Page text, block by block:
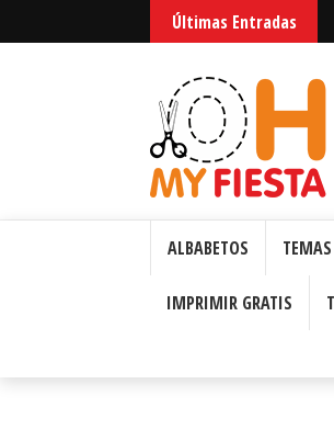
Últimas Entradas
ALBABETOS
IMPRIMIR GRATIS